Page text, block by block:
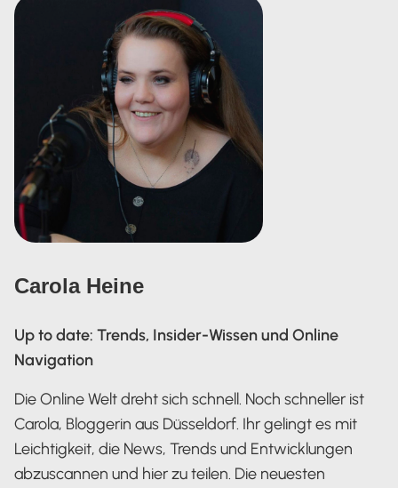
Carola Heine
Up to date: Trends, Insider-Wissen und Online
Navigation
Die Online Welt dreht sich schnell. Noch schneller ist
Carola, Bloggerin aus Düsseldorf. Ihr gelingt es mit
Leichtigkeit, die News, Trends und Entwicklungen
abzuscannen und hier zu teilen. Die neuesten